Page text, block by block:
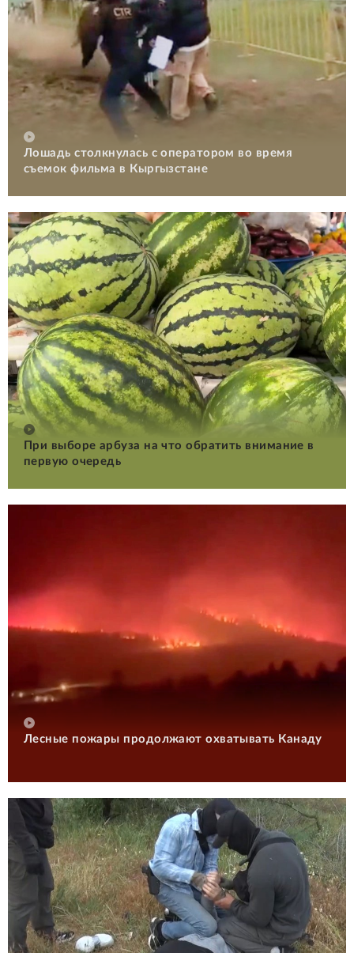
Лошадь столкнулась с оператором во время
съемок фильма в Кыргызстане
При выборе арбуза на что обратить внимание в
первую очередь
Лесные пожары продолжают охватывать Канаду